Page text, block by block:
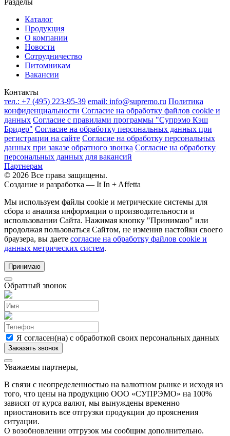
Разделы
Каталог
Продукция
О компании
Новости
Сотрудничество
Питомникам
Вакансии
Контакты
тел.: +7 (495) 223-95-39 email: info@supremo.ru Политика
конфиденциальности Согласие на обработку файлов cookie и
данных Согласие с правилами программы "Супрэмо Кэш
Бридер" Согласие на обработку персональных данных при
регистрации на сайте Согласие на обработку персональных
данных при заказе обратного звонка Согласие на обработку
персональных данных для вакансий
Партнерам
© 2026 Все права защищены.
Создание и разработка — It In + Affetta
Мы используем файлы cookie и метрические системы для
сбора и анализа информации о производительности и
использовании Сайта. Нажимая кнопку "Принимаю" или
продолжая пользоваться Сайтом, не изменив настойки своего
браузера, вы даете согласие на обработку файлов cookie и
данных метрических систем.
Принимаю
Обратный звонок
Я согласен(на) с обработкой своих персональных данных
Уважаемы партнеры,
В связи с неопределенностью на валютном рынке и исходя из
того, что цены на продукцию ООО «СУПРЭМО» на 100%
зависят от курса валют, мы вынуждены временно
приостановить все отгрузки продукции до прояснения
ситуации.
О возобновлении отгрузок мы сообщим дополнительно.